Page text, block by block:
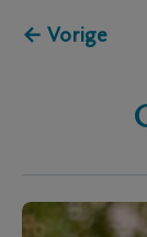
← Vorige